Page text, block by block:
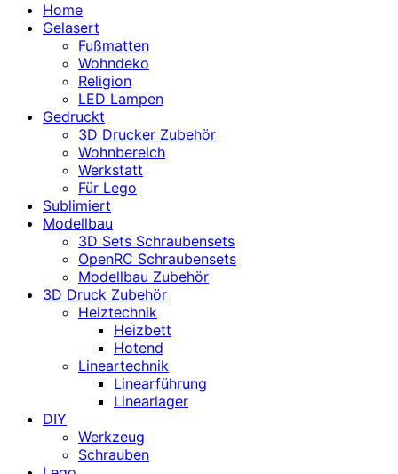
Home
Gelasert
Fußmatten
Wohndeko
Religion
LED Lampen
Gedruckt
3D Drucker Zubehör
Wohnbereich
Werkstatt
Für Lego
Sublimiert
Modellbau
3D Sets Schraubensets
OpenRC Schraubensets
Modellbau Zubehör
3D Druck Zubehör
Heiztechnik
Heizbett
Hotend
Lineartechnik
Linearführung
Linearlager
DIY
Werkzeug
Schrauben